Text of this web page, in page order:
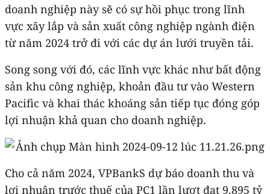
doanh nghiệp này sẽ có sự hồi phục trong lĩnh
vực xây lắp và sản xuất công nghiệp ngành điện
từ năm 2024 trở đi với các dự án lưới truyền tải.
Song song với đó, các lĩnh vực khác như bất động
sản khu công nghiệp, khoản đầu tư vào Western
Pacific và khai thác khoáng sản tiếp tục đóng góp
lợi nhuận khả quan cho doanh nghiệp.
Cho cả năm 2024, VPBankS dự báo doanh thu và
lợi nhuận trước thuế của PC1 lần lượt đạt 9.895 tỷ